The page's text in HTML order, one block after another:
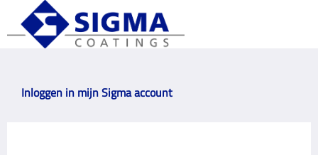
Inloggen in mijn Sigma account